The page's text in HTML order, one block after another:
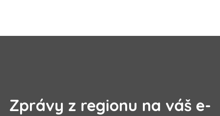
Zprávy z regionu na váš e-